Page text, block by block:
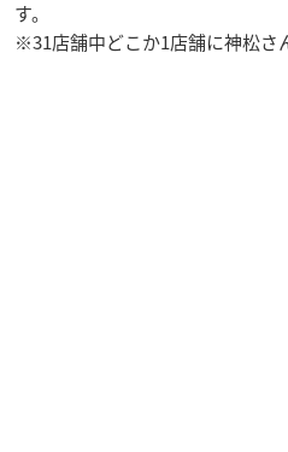
す。
※31店舗中どこか1店舗に神松さ